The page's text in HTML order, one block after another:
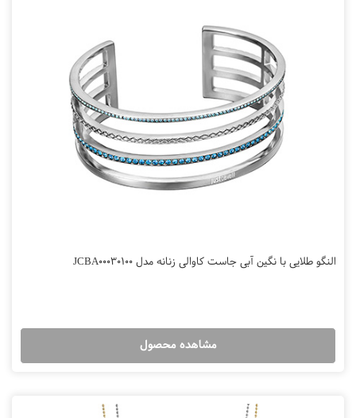
النگو طلایی با نگین آبی جاست کاوالی زنانه مدل JCBA00030100
مشاهده محصول